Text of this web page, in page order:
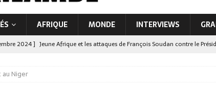
AFRIQUE MONDE INTERVIEWS
2024 ] Jeune Afrique et les attaques de François Soudan contre le
2020 ] Déclaration N°001/FNDC/2020
au Niger